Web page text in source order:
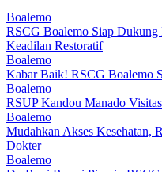
Boalemo
RSCG Boalemo Siap Dukung
Keadilan Restoratif
Boalemo
Kabar Baik! RSCG Boalemo
Boalemo
RSUP Kandou Manado
Boalemo
Mudahkan Akses Kesehatan,
Dokter
Boalemo